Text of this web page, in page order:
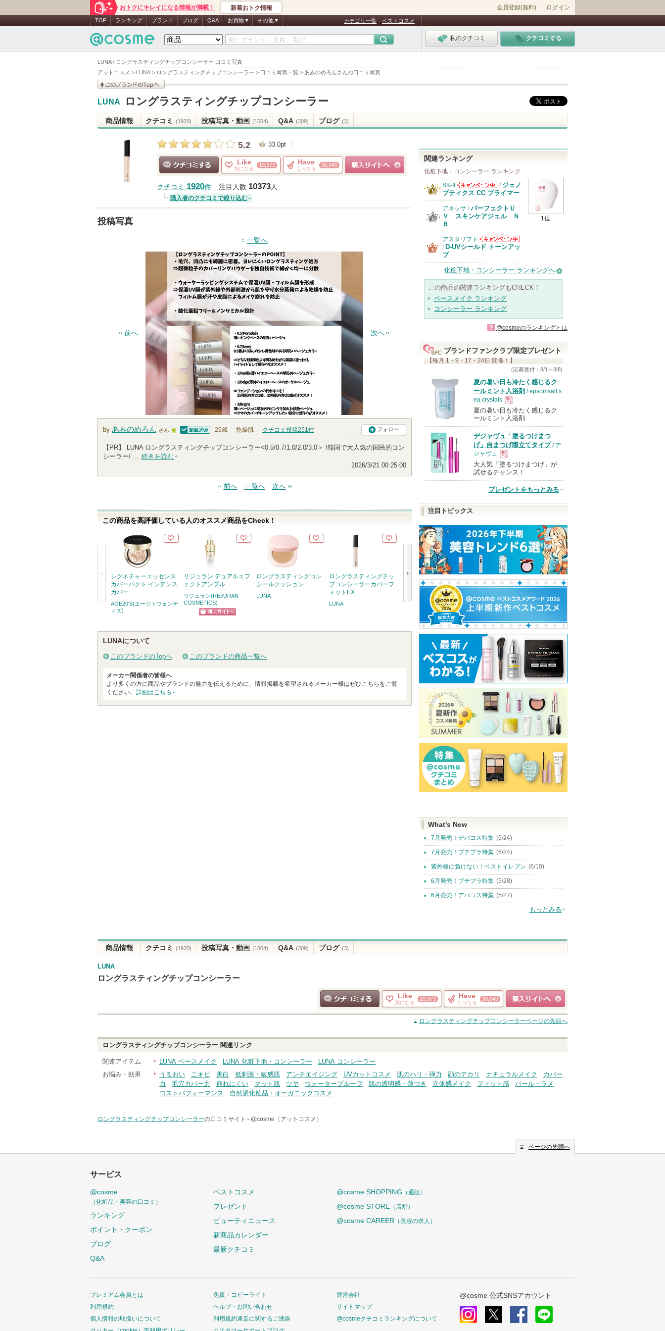
LUNA / ロングラスティングチップコンシーラー 口コミ写真
アットコスメ > LUNA > ロングラスティングチップコンシーラー > 口コミ写真一覧 > あみのめろんさんの口コミ写真
おトクにキレイになる情報が満載！ 新着おトク情報 会員登録(無料) ログイン
TOP ランキング ブランド ブログ Q&A お買物 その他 カテゴリ一覧 ベストコスメ
私のクチコミ クチコミする
このブランドの情報を
LUNA ロングラスティングチップコンシーラー
商品情報 クチコミ (1920) 投稿写真・動画 (1504) Q&A (309) ブログ (3)
5.2 33.0pt
Like
気になる
10,373 Have
もってる
30,049
クチコミ 1920件 注目人数 10373人
購入者のクチコミで絞り込む
投稿写真
一覧へ
前へ 次へ
by あみのめろん さん
5
人
以
バ
ー
お
り
録
ま
認証済
26歳 乾燥肌 クチコミ投稿251件 フォロー
【PR】 LUNA ロングラスティングチップコンシーラー<0.5/0.7/1.0/2.0/3.0＞ \韓国で大人気の国民的コン
シーラー/ … 続きを読む
2026/3/21 00:25:00
前へ 一覧へ 次へ
この商品を高評価している人のオススメ商品をCheck！
シグネチャーエッセンス
カバーパクト インテンス
カバー
AGE20'S(エージトウェンテ
ィズ)
リジュラン デュアルエフ
ェクトアンプル
リジュラン(REJURAN
COSMETICS)
ロングラスティングコン
シールクッション
LUNA
ロングラスティングチッ
プコンシーラーカバーフ
ィットEX
LUNA
スキンクリア クレンズ
オイル アロマタイプ リ
フレシングシトラスの香
り
アテニアからの
お知らせがあり
ショッピン
グサイトへ
ジェニフィック アルティ
メ セラム
ランコム
グサイトへ
スキンレイヤリングフォ
ーミュラBB
LUNA
グサイトへ
LUNAについて
このブランドのTopへ このブランドの商品一覧へ
メーカー関係者の皆様へ
より多くの方に商品やブランドの魅力を伝えるために、情報掲載を希望されるメーカー様はぜひこちらをご覧
ください。 詳細はこちら
関連ランキング
化粧下地・コンシーラー ランキング
1位
SK-II
SK-IIからのお
知らせがありま
す
/ ジェノ
プティクス CC プライマー
アネッサ / パーフェクトＵ
Ｖ スキンケアジェル Ｎ
Ｂ
アスタリフト
アスタリフトか
/ D-UVシールド トーンアッ
プ
化粧下地・コンシーラー ランキングへ
この商品の関連ランキングもCHECK！
ベースメイク ランキング
コンシーラー ランキング
? @cosmeのランキングとは
ブランドファンクラブ限定プレゼント
【毎月 1・9・17・24日 開催！】
(応募受付：8/1～8/8)
夏の暑い日も冷たく感じるク
ールミント入浴剤 / epsomsalt s
ea crystals
現
品
夏の暑い日も冷たく感じるク
ールミント入浴剤
デジャヴュ「塗るつけまつ
げ」自まつげ際立てタイプ/ デ
ジャヴュ
現
品
大人気「塗るつけまつげ」が
試せるチャンス！
プレゼントをもっとみる
注目トピックス
What's New
7月発売！デパコス特集 (6/24)
7月発売！プチプラ特集 (6/24)
紫外線に負けない！ベストイレブン (6/10)
6月発売！プチプラ特集 (5/28)
6月発売！デパコス特集 (5/27)
もっとみる
商品情報 クチコミ (1920) 投稿写真・動画 (1504) Q&A (309) ブログ (3)
LUNA
ロングラスティングチップコンシーラー
クチコミする
Like
気になる
10,373 Have
もってる
30,049
ショッピングサイト
へ
ロングラスティングチップコンシーラーページの先頭へ
ロングラスティングチップコンシーラー 関連リンク
関連アイテム LUNA ベースメイク LUNA 化粧下地・コンシーラー
LUNA コンシーラー
お悩み・効果
うるおい ニキビ 美白 低刺激・敏感肌 アンチエイジング UVカットコスメ 肌のハリ・弾力 顔のテカリ ナチュラルメイク
カバー
力
毛穴カバー力 崩れにくい マット肌 ツヤ ウォータープルーフ 肌の透明感・薄づき 立体感メイク フィット感
パール・ラメ
コストパフォーマンス
自然派化粧品・オーガニックコスメ
ロングラスティングチップコンシーラーの口コミサイト - @cosme（アットコスメ）
ページの先頭へ
サービス
@cosme
（化粧品・美容の口コミ）
ランキング
ポイント・クーポン
ブログ
Q&A
ベストコスメ
プレゼント
ビューティニュース
新商品カレンダー
最新クチコミ
@cosme SHOPPING （通販）
@cosme STORE （店舗）
@cosme CAREER （美容の求人）
プレミアム会員とは
利用規約
個人情報の取扱いについて
免責・コピーライト
ヘルプ・お問い合わせ
利用規約違反に関するご連絡
運営会社
サイトマップ
@cosmeクチコミランキングについて
@cosme 公式SNSアカウント